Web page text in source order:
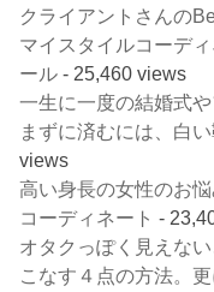
クライアントさんの
マイスタイルコーデ
ール - 25,460 views
一生に一度の結婚式
まずに済むには、白
views
高い身長の女性のお
コーディネート -
オタクっぽく見えな
こなす４点の方法。